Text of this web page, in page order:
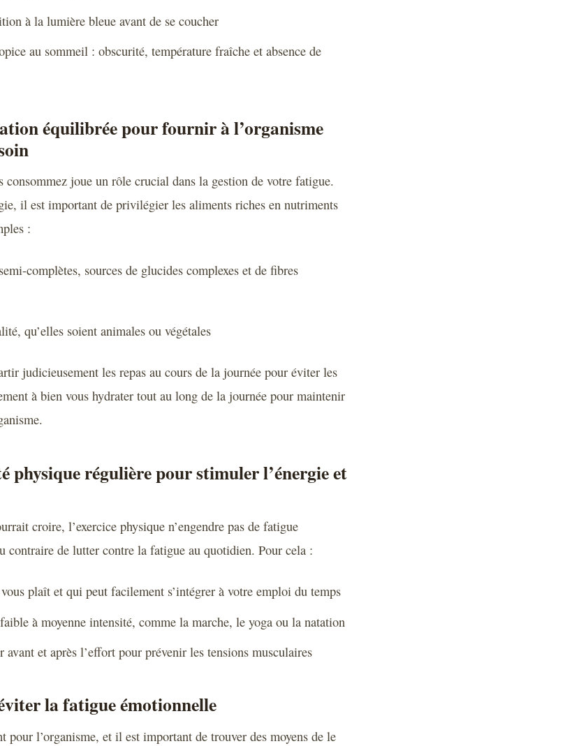
à la lumière bleue avant de se coucher
au sommeil : obscurité, température fraîche et absence de
équilibrée pour fournir à l’organisme
consommez joue un rôle crucial dans la gestion de votre fatigue.
il est important de privilégier les aliments riches en nutriments
:
complètes, sources de glucides complexes et de fibres
qu’elles soient animales ou végétales
judicieusement les repas au cours de la journée pour éviter les
à bien vous hydrater tout au long de la journée pour maintenir
physique régulière pour stimuler l’énergie et
croire, l’exercice physique n’engendre pas de fatigue
contraire de lutter contre la fatigue au quotidien. Pour cela :
plaît et qui peut facilement s’intégrer à votre emploi du temps
à moyenne intensité, comme la marche, le yoga ou la natation
avant et après l’effort pour prévenir les tensions musculaires
la fatigue émotionnelle
pour l’organisme, et il est important de trouver des moyens de le